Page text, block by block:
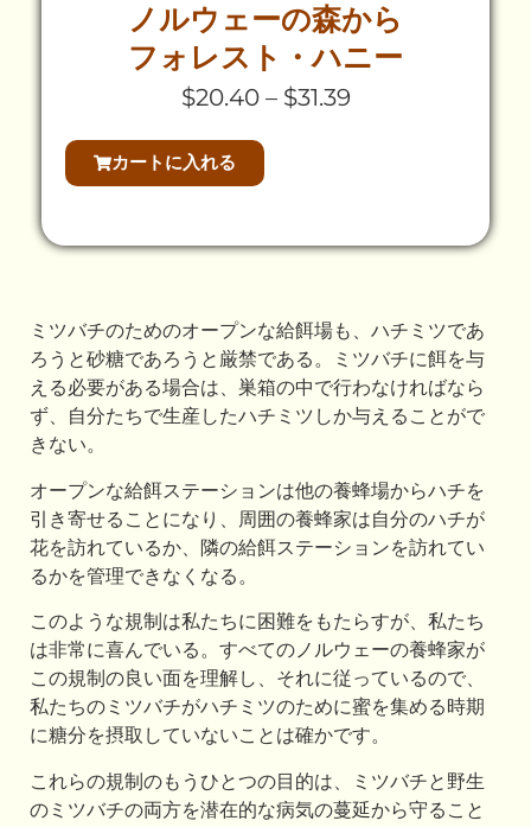
ノルウェーの森から
フォレスト・ハニー
$20.40 – $31.39
カートに入れる
ミツバチのためのオープンな給餌場も、ハチミツであ
ろうと砂糖であろうと厳禁である。ミツバチに餌を与
える必要がある場合は、巣箱の中で行わなければなら
ず、自分たちで生産したハチミツしか与えることがで
きない。
オープンな給餌ステーションは他の養蜂場からハチを
引き寄せることになり、周囲の養蜂家は自分のハチが
花を訪れているか、隣の給餌ステーションを訪れてい
るかを管理できなくなる。
このような規制は私たちに困難をもたらすが、私たち
は非常に喜んでいる。すべてのノルウェーの養蜂家が
この規制の良い面を理解し、それに従っているので、
私たちのミツバチがハチミツのために蜜を集める時期
に糖分を摂取していないことは確かです。
これらの規制のもうひとつの目的は、ミツバチと野生
のミツバチの両方を潜在的な病気の蔓延から守ること